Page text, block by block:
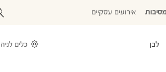
מסיבות אירועים עסקיים
לבן כלים